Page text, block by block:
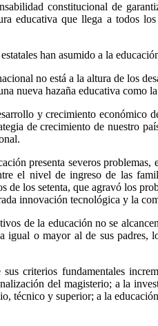
constitucional de
educativa que llega a todos
han asumido a la
no está a la altura de los
nueva hazaña educativa
y crecimiento económico
de crecimiento de nuestro
presenta severos
el nivel de ingreso de las
de los setenta, que agravó los
innovación tecnológica y la
de la educación no se
igual o mayor al de sus padres,
criterios fundamentales
del magisterio; a la
técnico y superior; a la